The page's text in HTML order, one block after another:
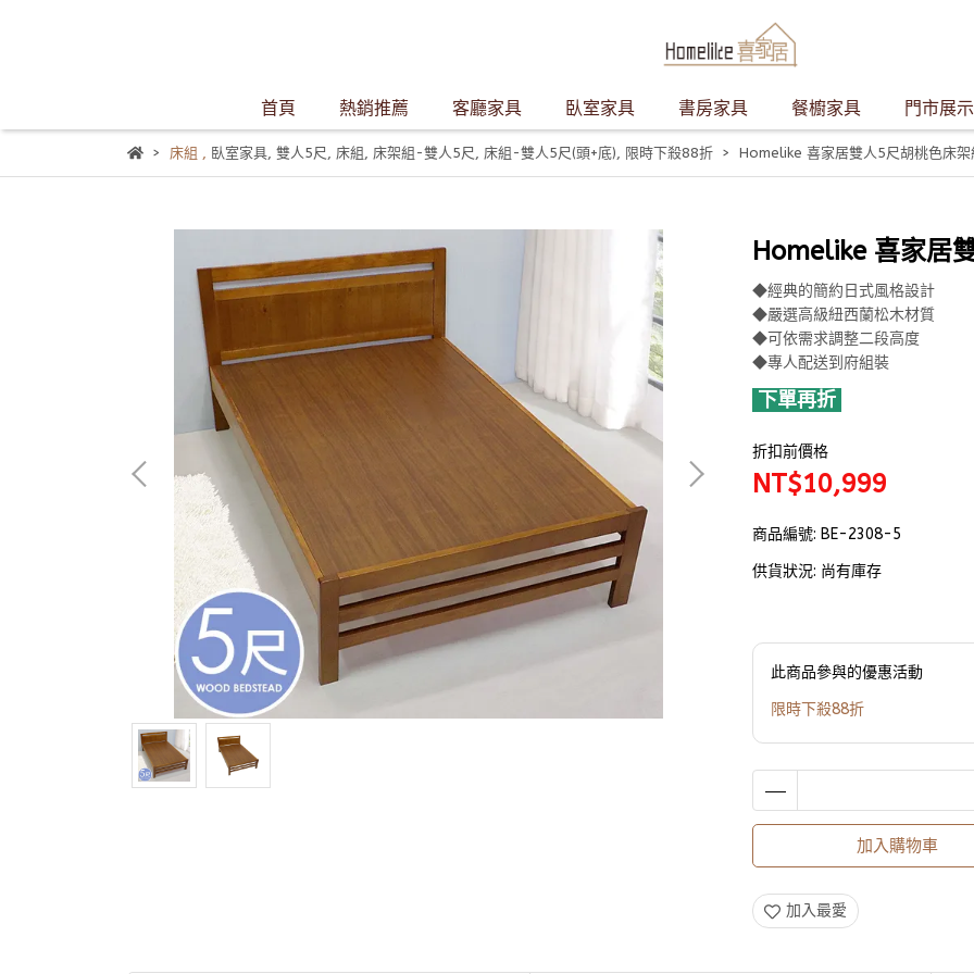
首頁 熱銷推薦 客廳家具 臥室家具 書房家具 餐櫥家具 門市展示
床組 , 臥室家具, 雙人5尺 , 床組 , 床架組-雙人5尺 , 床組-雙人5尺(頭+底), 限時下殺88折 Homelike 喜家居雙人5尺胡桃色床
Homelike 喜家居
◆經典的簡約日式風格設計
◆嚴選高級紐西蘭松木材質
◆可依需求調整二段高度
◆專人配送到府組裝
下單再折
折扣前價格
NT$10,999
商品編號: BE-2308-5
供貨狀況: 尚有庫存
此商品參與的優惠活動
限時下殺88折
加入購物車
加入最愛